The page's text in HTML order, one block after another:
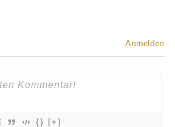
Anmelden
{} [+]